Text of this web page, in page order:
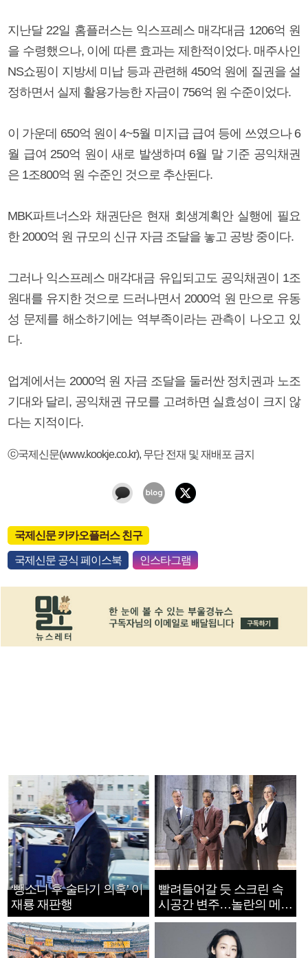
지난달 22일 홈플러스는 익스프레스 매각대금 1206억 원
을 수령했으나, 이에 따른 효과는 제한적이었다. 매주사인
NS쇼핑이 지방세 미납 등과 관련해 450억 원에 질권을 설
정하면서 실제 활용가능한 자금이 756억 원 수준이었다.
이 가운데 650억 원이 4~5월 미지급 급여 등에 쓰였으나 6
월 급여 250억 원이 새로 발생하며 6월 말 기준 공익채권
은 1조800억 원 수준인 것으로 추산된다.
MBK파트너스와 채권단은 현재 회생계획안 실행에 필요
한 2000억 원 규모의 신규 자금 조달을 놓고 공방 중이다.
그러나 익스프레스 매각대금 유입되고도 공익채권이 1조
원대를 유지한 것으로 드러나면서 2000억 원 만으로 유동
성 문제를 해소하기에는 역부족이라는 관측이 나오고 있
다.
업계에서는 2000억 원 자금 조달을 둘러싼 정치권과 노조
기대와 달리, 공익채권 규모를 고려하면 실효성이 크지 않
다는 지적이다.
ⓒ국제신문(www.kookje.co.kr), 무단 전재 및 재배포 금지
국제신문 카카오플러스 친구
국제신문 공식 페이스북 인스타그램
‘뺑소니 후 술타기 의혹’ 이
재룡 재판행
빨려들어갈 듯 스크린 속
시공간 변주…놀란의 메시
지는 ‘전쟁 속죄’